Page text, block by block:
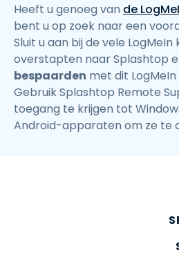
Heeft u genoeg van de
bent u op zoek naar een
Sluit u aan bij de vele LogMeIn
overstapten naar Splashtop
bespaarden met dit
Gebruik Splashtop Remote
toegang te krijgen tot
Android-apparaten om ze te